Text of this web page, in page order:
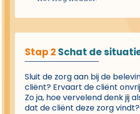
Stap 2Schat de
Sluit de zorg aan bij de
cliënt? Ervaart de cliënt
Zo ja, hoe vervelend denk jij
dat de cliënt deze zorg vindt?